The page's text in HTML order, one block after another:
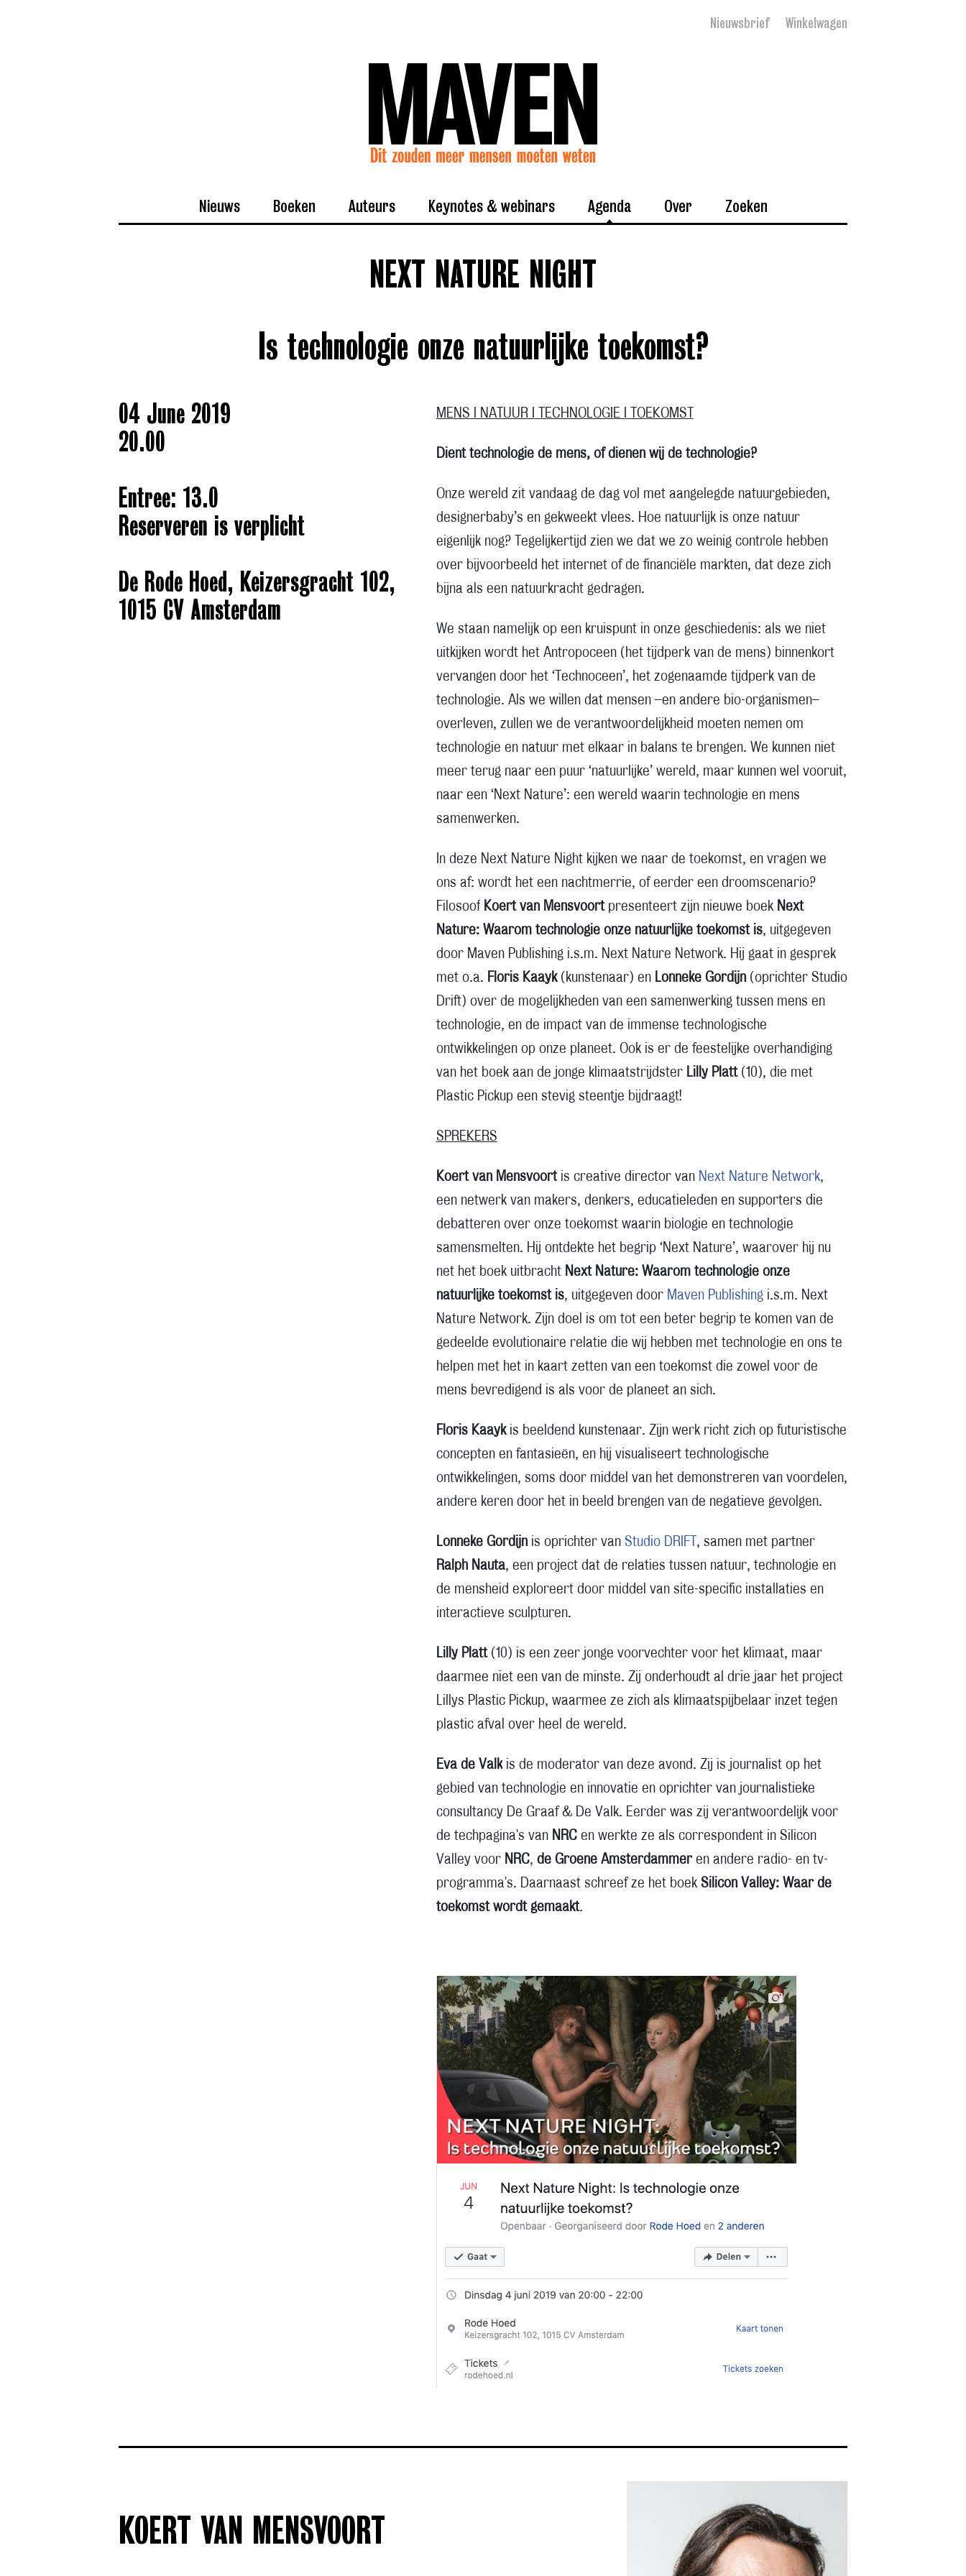
Nieuwsbrief Winkelwagen
Nieuws Boeken Auteurs Keynotes & webinars Agenda Over Zoeken
NEXT NATURE NIGHT
Is technologie onze natuurlijke toekomst?
04 June 2019
20.00
Entree: 13.0
Reserveren is verplicht
De Rode Hoed, Keizersgracht 102,
1015 CV Amsterdam
MENS I NATUUR I TECHNOLOGIE I TOEKOMST
Dient technologie de mens, of dienen wij de technologie?
Onze wereld zit vandaag de dag vol met aangelegde natuurgebieden,
designerbaby’s en gekweekt vlees. Hoe natuurlijk is onze natuur
eigenlijk nog? Tegelijkertijd zien we dat we zo weinig controle hebben
over bijvoorbeeld het internet of de financiële markten, dat deze zich
bijna als een natuurkracht gedragen.
We staan namelijk op een kruispunt in onze geschiedenis: als we niet
uitkijken wordt het Antropoceen (het tijdperk van de mens) binnenkort
vervangen door het ‘Technoceen’, het zogenaamde tijdperk van de
technologie. Als we willen dat mensen –en andere bio-organismen–
overleven, zullen we de verantwoordelijkheid moeten nemen om
technologie en natuur met elkaar in balans te brengen. We kunnen niet
meer terug naar een puur ‘natuurlijke’ wereld, maar kunnen wel vooruit,
naar een ‘Next Nature’: een wereld waarin technologie en mens
samenwerken.
In deze Next Nature Night kijken we naar de toekomst, en vragen we
ons af: wordt het een nachtmerrie, of eerder een droomscenario?
FilosoofKoert van Mensvoort presenteert zijn nieuwe boek Next
Nature: Waarom technologie onze natuurlijke toekomst is, uitgegeven
door Maven Publishing i.s.m. Next Nature Network. Hij gaat in gesprek
met o.a. Floris Kaayk (kunstenaar) en Lonneke Gordijn(oprichter Studio
Drift) over de mogelijkheden van een samenwerking tussen mens en
technologie, en de impact van de immense technologische
ontwikkelingen op onze planeet. Ook is er de feestelijke overhandiging
van het boek aan de jonge klimaatstrijdster Lilly Platt (10), die met
Plastic Pickup een stevig steentje bijdraagt!
SPREKERS
Koert van Mensvoortis creative director van Next Nature Network,
een netwerk van makers, denkers, educatieleden en supporters die
debatteren over onze toekomst waarin biologie en technologie
samensmelten. Hij ontdekte het begrip ‘Next Nature’, waarover hij nu
net het boek uitbracht Next Nature: Waarom technologie onze
natuurlijke toekomst is, uitgegeven door Maven Publishingi.s.m. Next
Nature Network. Zijn doel is om tot een beter begrip te komen van de
gedeelde evolutionaire relatie die wij hebben met technologie en ons te
helpen met het in kaart zetten van een toekomst die zowel voor de
mens bevredigend is als voor de planeet an sich.
Floris Kaayk is beeldend kunstenaar. Zijn werk richt zich op futuristische
concepten en fantasieën, en hij visualiseert technologische
ontwikkelingen, soms door middel van het demonstreren van voordelen,
andere keren door het in beeld brengen van de negatieve gevolgen.
Lonneke Gordijnis oprichter van Studio DRIFT , samen met partner
Ralph Nauta, een project dat de relaties tussen natuur, technologie en
de mensheid exploreert door middel van site-specific installaties en
interactieve sculpturen.
Lilly Platt (10) is een zeer jonge voorvechter voor het klimaat, maar
daarmee niet een van de minste. Zij onderhoudt al drie jaar het project
Lillys Plastic Pickup, waarmee ze zich als klimaatspijbelaar inzet tegen
plastic afval over heel de wereld.
Eva de Valkis de moderator van deze avond. Zij is journalist op het
gebied van technologie en innovatie en oprichter van journalistieke
consultancy De Graaf & De Valk. Eerder was zij verantwoordelijk voor
de techpagina's van NRCen werkte ze als correspondent in Silicon
Valley voor NRC, de Groene Amsterdammeren andere radio- en tv-
programma's. Daarnaast schreef ze het boek Silicon Valley: Waar de
toekomst wordt gemaakt.
KOERT VAN MENSVOORT